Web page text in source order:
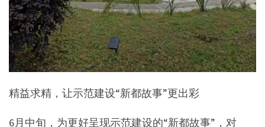
精益求精，让示范建设“新都故事”更出彩
6月中旬，为更好呈现示范建设的“新都故事”，对